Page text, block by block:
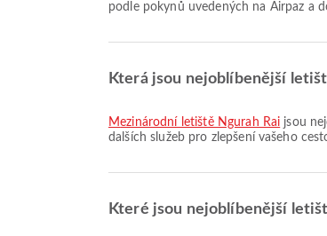
podle pokynů uvedených na Airpaz a
Která jsou nejoblíbenější
Mezinárodní letiště Ngurah Rai jsou
dalších služeb pro zlepšení vašeho
Které jsou nejoblíbenější